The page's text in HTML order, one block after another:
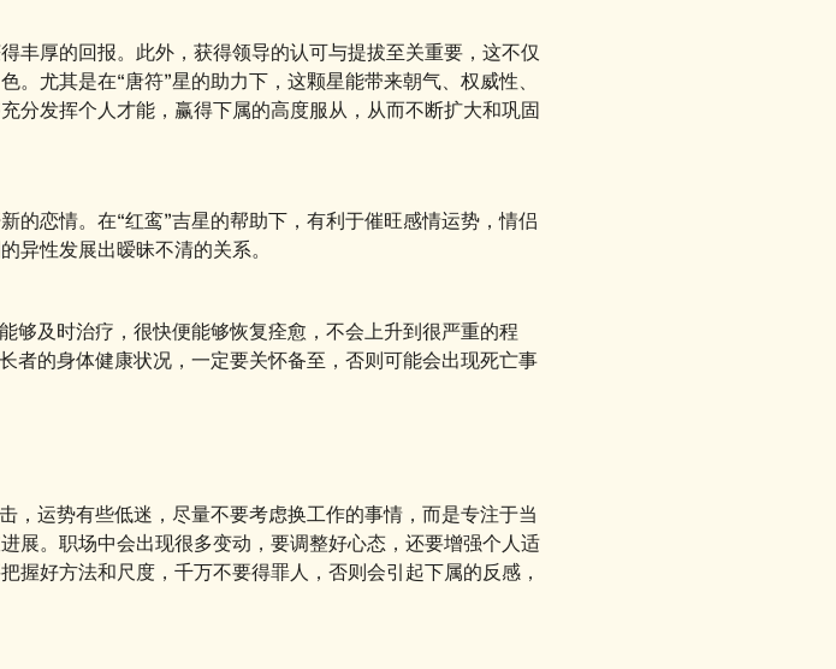
丰厚的回报。此外，获得领导的认可与提拔至关重要，这不仅
尤其是在“唐符”星的助力下，这颗星能带来朝气、权威性、
分发挥个人才能，赢得下属的高度服从，从而不断扩大和巩固
的恋情。在“红鸾”吉星的帮助下，有利于催旺感情运势，情侣
异性发展出暧昧不清的关系。
够及时治疗，很快便能够恢复痊愈，不会上升到很严重的程
者的身体健康状况，一定要关怀备至，否则可能会出现死亡事
，运势有些低迷，尽量不要考虑换工作的事情，而是专注于当
展。职场中会出现很多变动，要调整好心态，还要增强个人适
握好方法和尺度，千万不要得罪人，否则会引起下属的反感，